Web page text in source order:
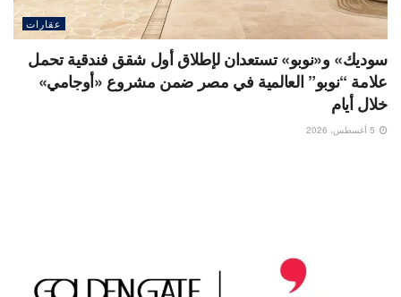
عقارات
سوديك» و«نوبو» تستعدان لإطلاق أول شقق فندقية تحمل
علامة “نوبو” العالمية في مصر ضمن مشروع «أوجامي»
خلال أيام